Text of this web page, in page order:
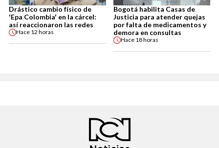
Drástico cambio físico de
'Epa Colombia' en la cárcel:
así reaccionaron las redes
Hace 12 horas
Bogotá habilita Casas de
Justicia para atender quejas
por falta de medicamentos y
demora en consultas
Hace 18 horas